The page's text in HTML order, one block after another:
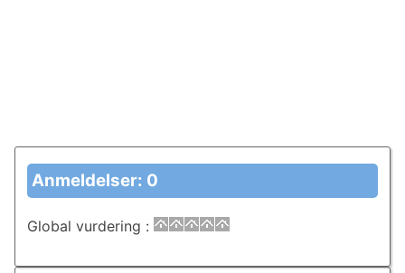
Anmeldelser: 0
Global vurdering :